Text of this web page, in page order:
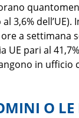
3,6% dell’UE).
a settimana
UE pari al
in ufficio
O LE